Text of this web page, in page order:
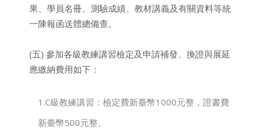
果、學員名冊、測驗成績、教材講義及有關資料等統
一陳報函送體總備查。
(五) 參加各級教練講習檢定及申請補發、換證與展延
應繳納費用如下：
1.C級教練講習：檢定費新臺幣1000元整，證書費
新臺幣500元整。